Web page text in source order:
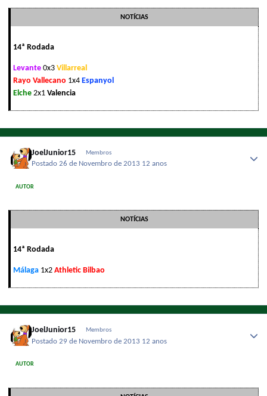
NOTÍCIAS
14ª Rodada
Levante 0x3 Villarreal
Rayo Vallecano 1x4 Espanyol
Elche 2x1 Valencia
JoelJunior15 Membros
Postado26 de Novembro de 2013 12 anos
AUTOR
NOTÍCIAS
14ª Rodada
Málaga 1x2 Athletic Bilbao
JoelJunior15 Membros
Postado29 de Novembro de 2013 12 anos
AUTOR